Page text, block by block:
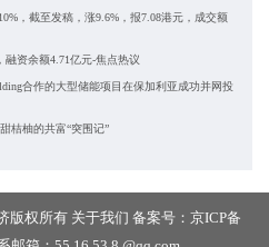
，截至发稿，涨9.6%，报7.08港元，成交额
融资余额4.71亿元-焦点热议
合作的大型储能项目在保加利亚成功并网投
桔柚的共富“突围记”
版权所有 关于我们 备案号： 京ICP备